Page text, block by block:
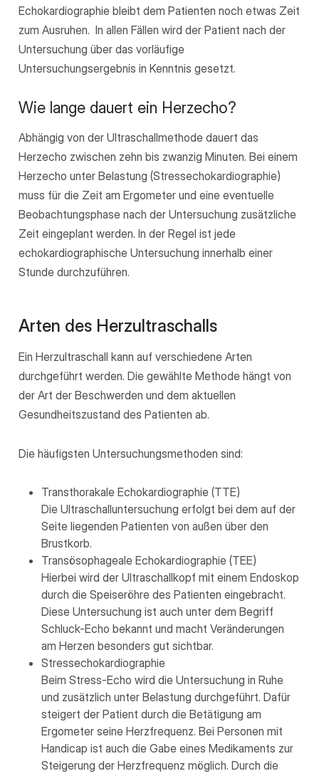
Echokardiographie bleibt dem Patienten noch etwas Zeit
zum Ausruhen. In allen Fällen wird der Patient nach der
Untersuchung über das vorläufige
Untersuchungsergebnis in Kenntnis gesetzt.
Wie lange dauert ein Herzecho?
Abhängig von der Ultraschallmethode dauert das
Herzecho zwischen zehn bis zwanzig Minuten. Bei einem
Herzecho unter Belastung (Stressechokardiographie)
muss für die Zeit am Ergometer und eine eventuelle
Beobachtungsphase nach der Untersuchung zusätzliche
Zeit eingeplant werden. In der Regel ist jede
echokardiographische Untersuchung innerhalb einer
Stunde durchzuführen.
Arten des Herzultraschalls
Ein Herzultraschall kann auf verschiedene Arten
durchgeführt werden. Die gewählte Methode hängt von
der Art der Beschwerden und dem aktuellen
Gesundheitszustand des Patienten ab.
Die häufigsten Untersuchungsmethoden sind:
Transthorakale Echokardiographie (TTE)
Die Ultraschalluntersuchung erfolgt bei dem auf der
Seite liegenden Patienten von außen über den
Brustkorb.
Transösophageale Echokardiographie (TEE)
Hierbei wird der Ultraschallkopf mit einem Endoskop
durch die Speiseröhre des Patienten eingebracht.
Diese Untersuchung ist auch unter dem Begriff
Schluck-Echo bekannt und macht Veränderungen
am Herzen besonders gut sichtbar.
Stressechokardiographie
Beim Stress-Echo wird die Untersuchung in Ruhe
und zusätzlich unter Belastung durchgeführt. Dafür
steigert der Patient durch die Betätigung am
Ergometer seine Herzfrequenz. Bei Personen mit
Handicap ist auch die Gabe eines Medikaments zur
Steigerung der Herzfrequenz möglich. Durch die